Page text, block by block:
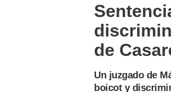
de
Un juzgado de
boicot y